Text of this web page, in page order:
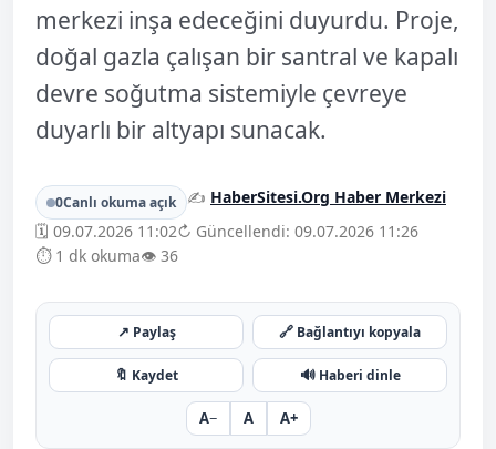
merkezi inşa edeceğini duyurdu. Proje,
doğal gazla çalışan bir santral ve kapalı
devre soğutma sistemiyle çevreye
duyarlı bir altyapı sunacak.
✍️ HaberSitesi.Org Haber Merkezi
🗓️ 09.07.2026 11:02↻ Güncellendi: 09.07.2026 11:26
⏱️ 1 dk okuma👁️ 36
0Canlı okuma açık
↗ Paylaş 🔗 Bağlantıyı kopyala
🔖 Kaydet 🔊 Haberi dinle
A− A A+